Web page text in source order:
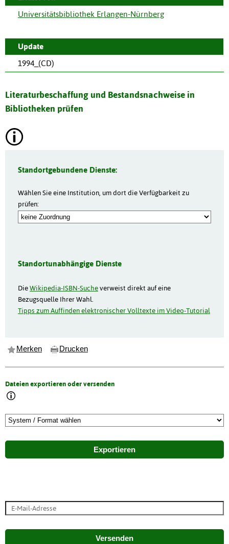
Universitätsbibliothek Erlangen-Nürnberg
Update
1994_(CD)
Literaturbeschaffung und Bestandsnachweise in
Bibliotheken prüfen
Standortgebundene Dienste:
Wählen Sie eine Institution, um dort die Verfügbarkeit zu
prüfen:
Standortunabhängige Dienste
DieWikipedia-ISBN-Sucheverweist direkt auf eine
Bezugsquelle Ihrer Wahl.
Tipps zum Auffinden elektronischer Volltexte im Video-Tutorial
Merken Drucken
Dateien exportieren oder versenden
Exportieren
Versenden